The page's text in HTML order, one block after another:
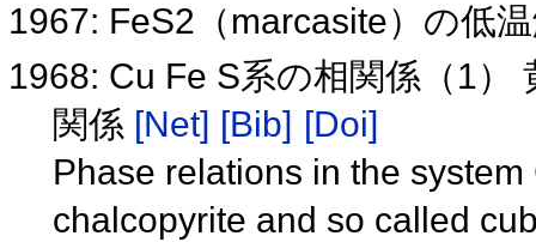
1967: FeS2（marcasite）の低
1968: Cu Fe S系の相関係（1
関係 [Net] [Bib] [Doi]
Phase relations in the
chalcopyrite and so called